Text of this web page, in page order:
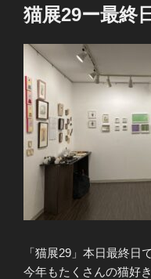
稿
日:
猫展29ー最終日
「猫展29」本日最終日
今年もたくさんの猫好